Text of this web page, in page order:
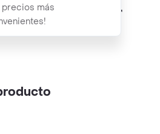
precios másValdiri Color